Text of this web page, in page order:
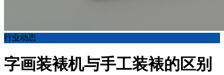
行业动态
字画装裱机与手工装裱的区别